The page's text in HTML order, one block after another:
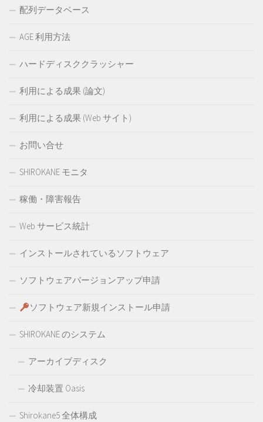
配列データベース
AGE 利用方法
ハードディスククラッシャー
利用による成果 (論文)
利用による成果 (Web サイト)
お問い合せ
SHIROKANE モニタ
稼働・障害報告
Web サービス統計
インストールされているソフトウェア
ソフトウェアバージョンアップ申請
ソフトウェア新規インストール申請
SHIROKANE のシステム
アーカイブディスク
冷却装置 Oasis
Shirokane5 全体構成